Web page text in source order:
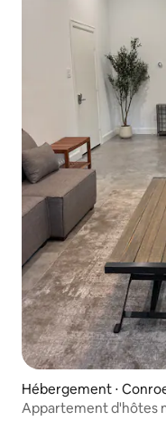
Hébergement ⋅
Appartement d'hôtes